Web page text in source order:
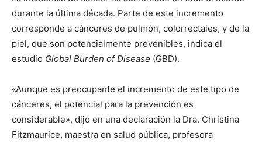
durante la última década. Parte de este incremento
corresponde a cánceres de pulmón, colorrectales, y de la
piel, que son potencialmente prevenibles, indica el
estudio Global Burden of Disease (GBD).
«Aunque es preocupante el incremento de este tipo de
cánceres, el potencial para la prevención es
considerable», dijo en una declaración la Dra. Christina
Fitzmaurice, maestra en salud pública, profesora